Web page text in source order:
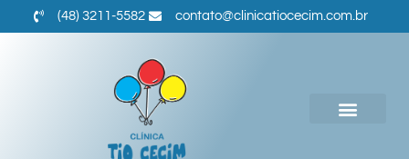
(48) 3211-5582 contato@clinicatiocecim.com.br